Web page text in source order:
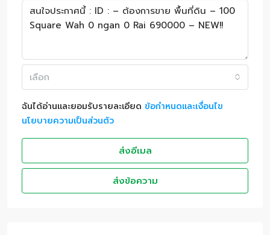
เลือก
ฉันได้อ่านและยอมรับรายละเอียด ข้อกำหนดและเงื่อนไข
นโยบายความเป็นส่วนตัว
ส่งอีเมล
ส่งข้อความ